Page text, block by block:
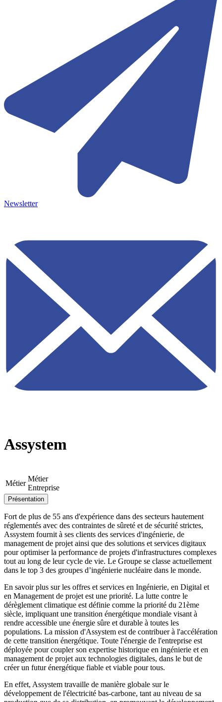
Newsletter
Assystem
Métier
Métier
Entreprise
Présentation
Fort de plus de 55 ans d'expérience dans des secteurs hautement
réglementés avec des contraintes de sûreté et de sécurité strictes,
Assystem fournit à ses clients des services d'ingénierie, de
management de projet ainsi que des solutions et services digitaux
pour optimiser la performance de projets d'infrastructures complexes
tout au long de leur cycle de vie. Le Groupe se classe actuellement
dans le top 3 des groupes d’ingénierie nucléaire dans le monde.
En savoir plus sur les offres et services en Ingénierie, en Digital et
en Management de projet est une priorité. La lutte contre le
dérèglement climatique est définie comme la priorité du 21ème
siècle, impliquant une transition énergétique mondiale visant à
rendre accessible une énergie sûre et durable à toutes les
populations. La mission d'Assystem est de contribuer à l'accélération
de cette transition énergétique. Toute l'énergie de l'entreprise est
déployée pour coupler son expertise historique en ingénierie et en
management de projet aux technologies digitales, dans le but de
créer un futur énergétique fiable et viable pour tous.
En effet, Assystem travaille de manière globale sur le
développement de l'électricité bas-carbone, tant au niveau de sa